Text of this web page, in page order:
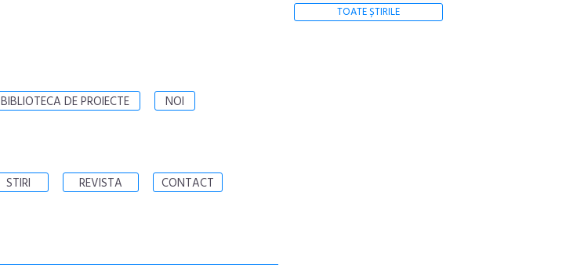
TOATE ȘTIRILE
BIBLIOTECA DE PROIECTE NOI
STIRI REVISTA CONTACT